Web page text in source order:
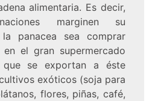
alimentaria. Es decir,
marginen su
panacea sea comprar
en el gran supermercado
se exportan a éste
exóticos (soja para
flores, piñas, café,